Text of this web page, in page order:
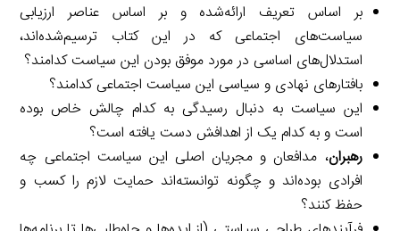
بر اساس تعریف ارائه‌شده و بر اساس عناصر ارزیابی
سیاست‌های اجتماعی که در این کتاب ترسیم‌شده‌اند،
استدلال‌های اساسی در مورد موفق بودن این سیاست کدامند؟
بافتارهای نهادی و سیاسی این سیاست اجتماعی کدامند؟
این سیاست به دنبال رسیدگی به کدام چالش خاص بوده
است و به کدام یک از اهدافش دست یافته است؟
رهبران، مدافعان و مجریان اصلی این سیاست اجتماعی چه
افرادی بوده‌اند و چگونه توانسته‌اند حمایت لازم را کسب و
حفظ کنند؟